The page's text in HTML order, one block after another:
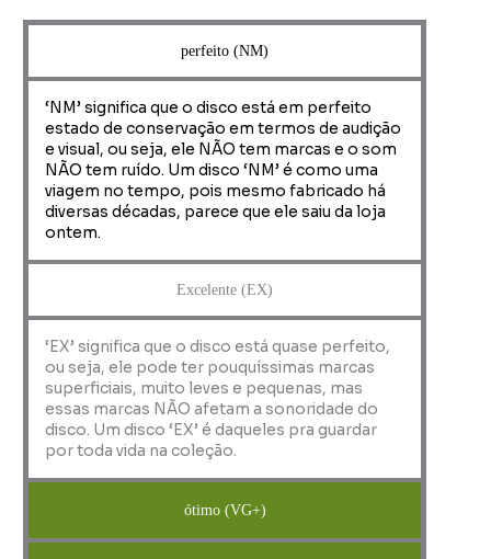
perfeito (NM)
‘NM’ significa que o disco está em perfeito
estado de conservação em termos de audição
e visual, ou seja, ele NÃO tem marcas e o som
NÃO tem ruído. Um disco ‘NM’ é como uma
viagem no tempo, pois mesmo fabricado há
diversas décadas, parece que ele saiu da loja
ontem.
Excelente (EX)
‘EX’ significa que o disco está quase perfeito,
ou seja, ele pode ter pouquíssimas marcas
superficiais, muito leves e pequenas, mas
essas marcas NÃO afetam a sonoridade do
disco. Um disco ‘EX’ é daqueles pra guardar
por toda vida na coleção.
ótimo (VG+)